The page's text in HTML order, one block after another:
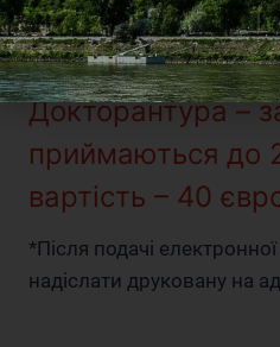
Магістр –
до 29.02.2026,
Докторантура –
приймаються до
вартість – 40
*Після подачі
надіслати друковану на